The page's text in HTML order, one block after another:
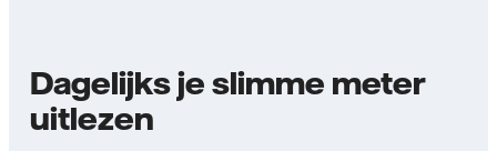
Dagelijks je slimme meter
uitlezen